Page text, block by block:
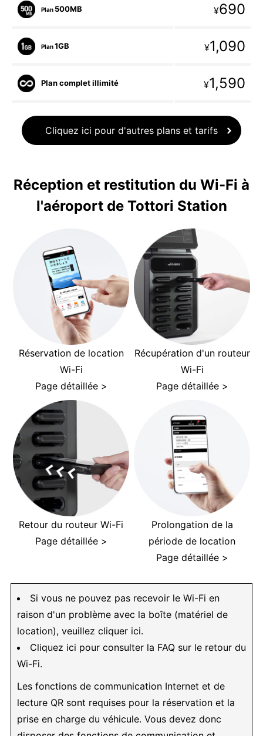
Plan 500MB ¥690
Plan1GB ¥1,090
Plan complet illimité ¥1,590
Cliquez ici pour d'autres plans et tarifs
Réception et restitution du Wi-Fi à
l'aéroport de Tottori Station
Réservation de location
Wi-Fi
Page détaillée >
Récupération d'un routeur
Wi-Fi
Page détaillée >
Retour du routeur Wi-Fi
Page détaillée >
Prolongation de la
période de location
Page détaillée >
Si vous ne pouvez pas recevoir le Wi-Fi en
raison d'un problème avec la boîte (matériel de
location), veuillez cliquer ici.
Cliquez ici pour consulter la FAQ sur le retour du
Wi-Fi.
Les fonctions de communication Internet et de
lecture QR sont requises pour la réservation et la
prise en charge du véhicule. Vous devez donc